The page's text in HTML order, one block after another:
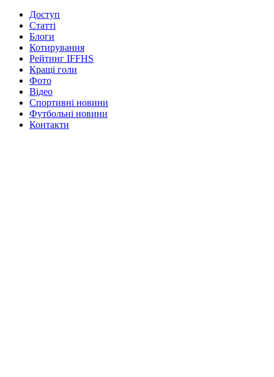
Доступ
Статті
Блоги
Котирування
Рейтинг IFFHS
Кращі голи
Фото
Відео
Спортивні новини
Футбольні новини
Контакти